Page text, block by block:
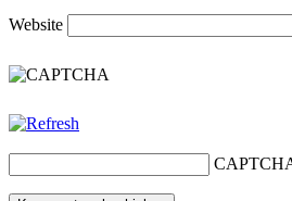
Website